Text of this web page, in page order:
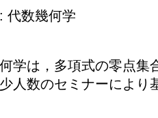
代数幾何学
学は，多項式の零点集
人数のセミナーにより